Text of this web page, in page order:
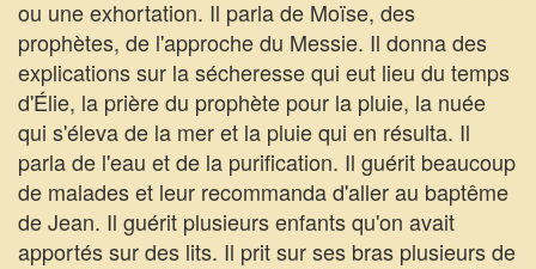
ou une exhortation. Il parla de Moïse, des
prophètes, de l'approche du Messie. Il donna des
explications sur la sécheresse qui eut lieu du temps
d'Élie, la prière du prophète pour la pluie, la nuée
qui s'éleva de la mer et la pluie qui en résulta. Il
parla de l'eau et de la purification. Il guérit beaucoup
de malades et leur recommanda d'aller au baptême
de Jean. Il guérit plusieurs enfants qu'on avait
apportés sur des lits. Il prit sur ses bras plusieurs de